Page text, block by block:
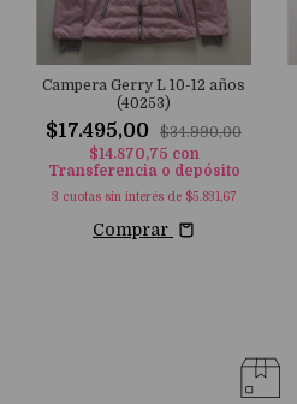
Campera Gerry L 10-12 años
(40253)
$17.495,00
$34.990,00
$14.870,75 con
Transferencia o depósito
3 cuotas sin interés de $5.831,67
Comprar